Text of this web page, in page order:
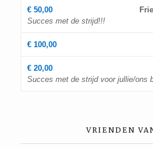
€ 50,00
Succes met de strijd!!!
€ 100,00
€ 20,00
Succes met de strijd voor jullie/ons
VRIENDEN